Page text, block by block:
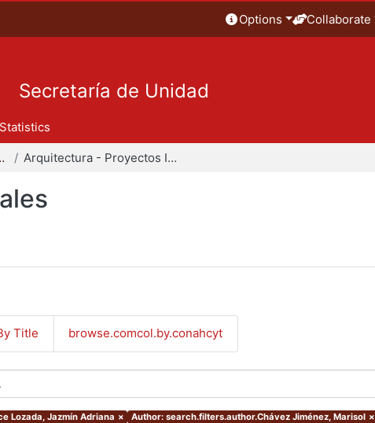
Options Collaborate
Secretaría de Unidad
Statistics
- Licenciatura Arquitectura - Proyectos Integrales
Title browse.comcol.by.conahcyt
Lozada, Jazmín Adriana × Author: search.filters.author.Chávez Jiménez, Marisol ×